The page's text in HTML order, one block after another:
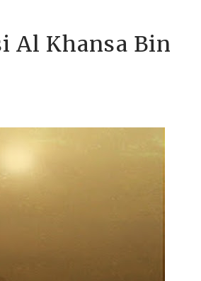
Al Khansa Bin